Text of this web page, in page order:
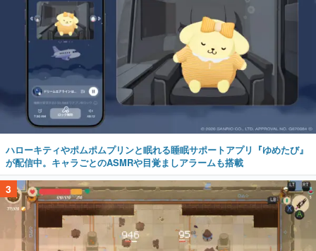
ハローキティやポムポムプリンと眠れる睡眠サポートアプリ『ゆめたび』
が配信中。キャラごとのASMRや目覚ましアラームも搭載
3